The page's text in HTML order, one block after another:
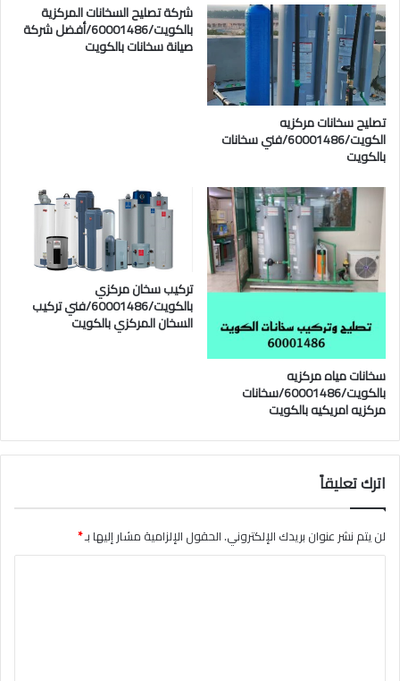
تصليح سخانات مركزيه
الكويت/60001486/فني سخانات
بالكويت
شركة تصليح السخانات المركزية
بالكويت/60001486/أفضل شركة
صيانة سخانات بالكويت
سخانات مياه مركزيه
بالكويت/60001486/سخانات
مركزيه امريكيه بالكويت
تركيب سخان مركزي
بالكويت/60001486/فني تركيب
السخان المركزي بالكويت
اترك تعليقاً
لن يتم نشر عنوان بريدك الإلكتروني.الحقول الإلزامية مشار إليها بـ*